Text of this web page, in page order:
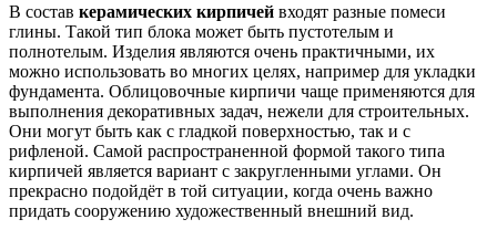
В состав керамических кирпичей входят разные помеси
глины. Такой тип блока может быть пустотелым и
полнотелым. Изделия являются очень практичными, их
можно использовать во многих целях, например для укладки
фундамента. Облицовочные кирпичи чаще применяются для
выполнения декоративных задач, нежели для строительных.
Они могут быть как с гладкой поверхностью, так и с
рифленой. Самой распространенной формой такого типа
кирпичей является вариант с закругленными углами. Он
прекрасно подойдёт в той ситуации, когда очень важно
придать сооружению художественный внешний вид.